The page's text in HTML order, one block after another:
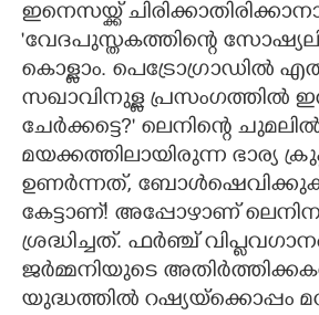
ഇനെസയ്ക്ക്
'വേദപുസ്തകത്തിന്റെ
കൊള്ളാം. പെട്രോഗ്രാഡിൽ
സഖാവിനുള്ള പ്രസംഗത്തിൽ
ചേർക്കട്ടെ?" ലെനിന്റെ
മയക്കത്തിലായിരുന്ന ഭാര്യ
ഉണർന്നത്,​
കേട്ടാണ്! അപ്പോഴാണ്
ശ്രദ്ധിച്ചത്. ഫ്ര‍ഞ്ച്
ജർമ്മനിയുടെ
യുദ്ധത്തിൽ റഷ്യയ്ക്കൊപ്പം